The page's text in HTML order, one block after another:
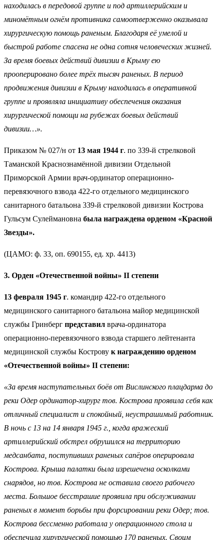
находилась в передовой группе и под артиллерийским и
миномётным огнём противника самоотверженно оказывала
хирургическую помощь раненым. Благодаря её умелой и
быстрой работе спасена не одна сотня человеческих жизней.
За время боевых действий дивизии в Крыму ею
прооперировано более трёх тысяч раненых. В период
продвижения дивизии в Крыму находилась в оперативной
группе и проявляла инициативу обеспечения оказания
хирургической помощи на рубежах боевых действий
дивизии…».
Приказом № 027/н от 13 мая 1944 г. по 339-й стрелковой
Таманской Краснознамённой дивизии Отдельной
Приморской Армии врач-ординатор операционно-
перевязочного взвода 422-го отдельного медицинского
санитарного батальона 339-й стрелковой дивизии Кострова
Гульсум Сулеймановна была награждена орденом «Красной
Звезды».
(ЦАМО: ф. 33, оп. 690155, ед. хр. 4413)
3. Орден «Отечественной войны» II степени
13 февраля 1945 г. командир 422-го отдельного
медицинского санитарного батальона майор медицинской
службы Гринберг представил врача-ординатора
операционно-перевязочного взвода старшего лейтенанта
медицинской службы Кострову к награждению орденом
«Отечественной войны» II степени:
«За время наступательных боёв от Вислинского плацдарма до
реки Одер ординатор-хирург тов. Кострова проявила себя как
отличный специалист и спокойный, неустрашимый работник.
В ночь с 13 на 14 января 1945 г., когда вражеский
артиллерийский обстрел обрушился на территорию
медсанбата, поступивших раненых сапёров оперировала
Кострова. Крыша палатки была изрешечена осколками
снарядов, но тов. Кострова не оставила своего рабочего
места. Большое бесстрашие проявила при обслуживании
раненых в момент борьбы при форсировании реки Одер; тов.
Кострова бессменно работала у операционного стола и
обеспечила хирургической помощью 170 раненых. Своим